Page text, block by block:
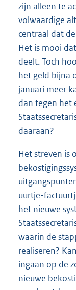
zijn alleen te
volwaardige
centraal dat
Het is mooi
deelt. Toch
het geld bijna
januari meer
dan tegen het
daaraan?
Het streven is
uurtje-
het nieuwe
waarin de
realiseren?
ingaan op de
nieuwe